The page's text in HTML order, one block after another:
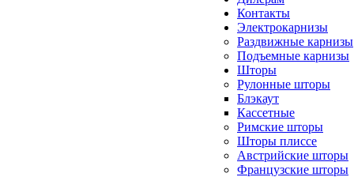
Контакты
Электрокарнизы
Раздвижные карнизы
Подъемные карнизы
Шторы
Рулонные шторы
Блэкаут
Кассетные
Римские шторы
Шторы плиссе
Австрийские шторы
Французские шторы